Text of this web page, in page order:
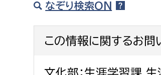
なぞり検索ON
この情報に関するお問